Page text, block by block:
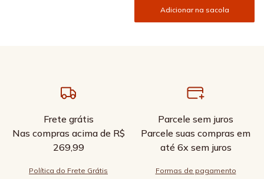
Adicionar na sacola
Frete grátis
Nas compras acima de R$
269,99
Política do Frete Grátis
Parcele sem juros
Parcele suas compras em
até 6x sem juros
Formas de pagamento